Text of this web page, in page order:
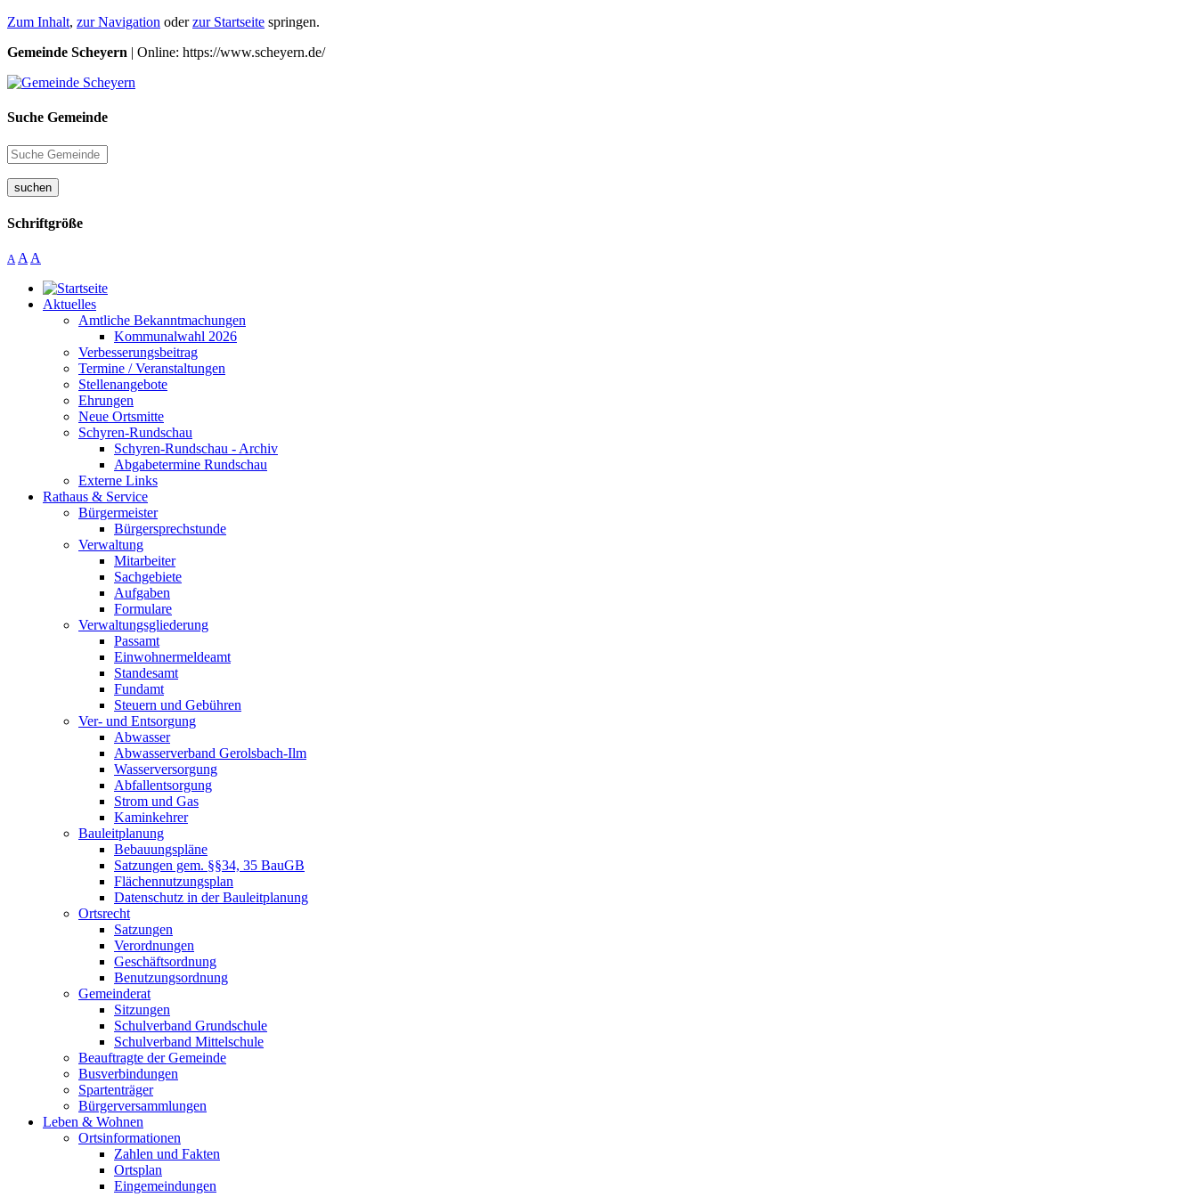
Zum Inhalt, zur Navigation oderzur Startseite springen.
Gemeinde Scheyern | Online: https://www.scheyern.de/
Suche Gemeinde
suchen
Schriftgröße
A A A
Aktuelles
Amtliche Bekanntmachungen
Kommunalwahl 2026
Verbesserungsbeitrag
Termine / Veranstaltungen
Stellenangebote
Ehrungen
Neue Ortsmitte
Schyren-Rundschau
Schyren-Rundschau - Archiv
Abgabetermine Rundschau
Externe Links
Rathaus & Service
Bürgermeister
Bürgersprechstunde
Verwaltung
Mitarbeiter
Sachgebiete
Aufgaben
Formulare
Verwaltungsgliederung
Passamt
Einwohnermeldeamt
Standesamt
Fundamt
Steuern und Gebühren
Ver- und Entsorgung
Abwasser
Abwasserverband Gerolsbach-Ilm
Wasserversorgung
Abfallentsorgung
Strom und Gas
Kaminkehrer
Bauleitplanung
Bebauungspläne
Satzungen gem. §§34, 35 BauGB
Flächennutzungsplan
Datenschutz in der Bauleitplanung
Ortsrecht
Satzungen
Verordnungen
Geschäftsordnung
Benutzungsordnung
Gemeinderat
Sitzungen
Schulverband Grundschule
Schulverband Mittelschule
Beauftragte der Gemeinde
Busverbindungen
Spartenträger
Bürgerversammlungen
Leben & Wohnen
Ortsinformationen
Zahlen und Fakten
Ortsplan
Eingemeindungen